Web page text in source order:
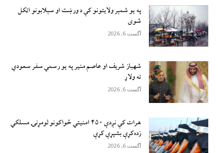
په یو شمېر ولایتونو کې د ورښت او سېلابونو اټکل
شوی
آگست 6, 2026
شهباز شریف او عاصم منیر په یو رسمي سفر سعودي
ته ولاړ
آگست 6, 2026
هرات کې نږدې ۴۵۰ امنيتي ځواکونو لومړنۍ مسلکي
زده‌کړې بشپړې کړې
آگست 6, 2026